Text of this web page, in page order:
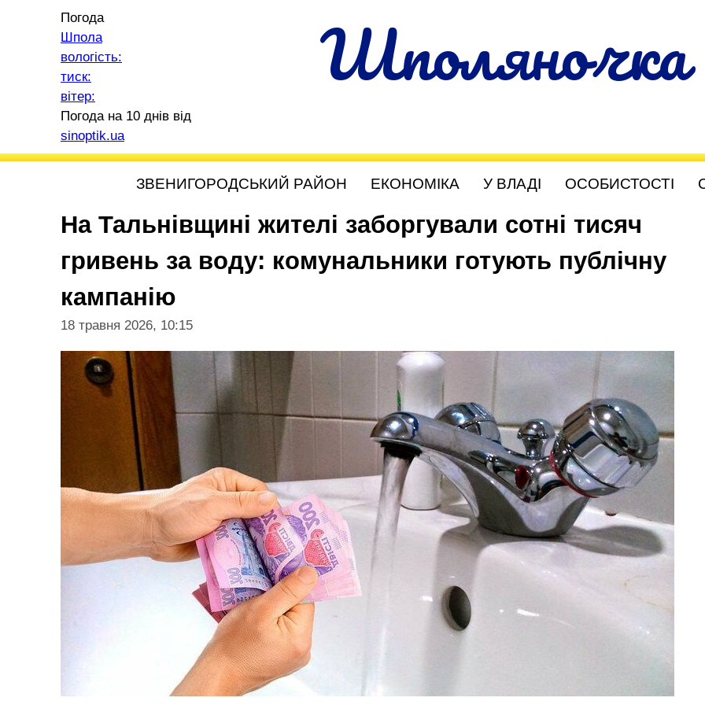
Шполяночка
Погода
Шпола
вологість:
тиск:
вітер:
Погода на 10 днів від
sinoptik.ua
ЗВЕНИГОРОДСЬКИЙ РАЙОН ЕКОНОМІКА У ВЛАДІ ОСОБИСТОСТІ
На Тальнівщині жителі заборгували сотні тисяч
гривень за воду: комунальники готують публічну
кампанію
18 травня 2026, 10:15